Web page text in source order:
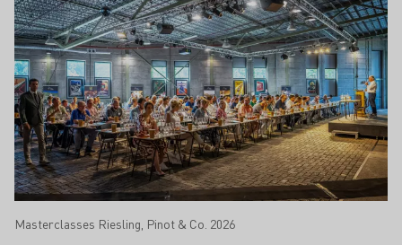
Masterclasses Riesling, Pinot & Co. 2026